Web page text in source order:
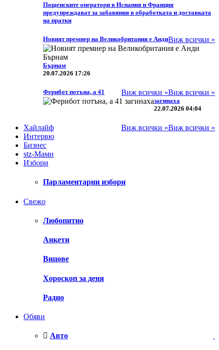
Пощенските оператори в Испания и Франция
предупреждават за забавяния в обработката и доставката
на пратки
Виж всички »
Новият премиер на Великобритания е Анди
Бърнам
20.07.2026 17:26
Виж всички »
Виж всички »
Ферибот потъна, а 41
загинаха
22.07.2026 04:04
Виж всички »
Виж всички »
Хайлайф
Интервю
Бизнес
stz-Мами
Избори
Парламентарни избори
Свежо
Любопитно
Анкети
Вицове
Хороскоп за деня
Радио
Обяви
Авто